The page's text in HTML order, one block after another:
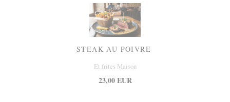
STEAK AU POIVRE
Et frites Maison
23,00 EUR